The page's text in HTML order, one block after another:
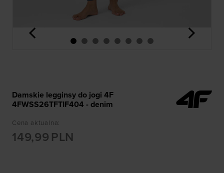
<
Damskie legginsy do jogi 4F
4FWSS26TFTIF404 - denim
Cena aktualna:
149,99 PLN